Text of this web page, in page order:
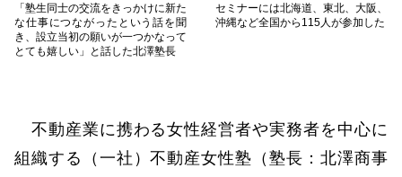
「塾生同士の交流をきっかけに新た
な仕事につながったという話を聞
き、設立当初の願いが一つかなって
とても嬉しい」と話した北澤塾長
セミナーには北海道、東北、大阪、
沖縄など全国から115人が参加した
不動産業に携わる女性経営者や実務者を中心に
組織する（一社）不動産女性塾（塾長：北澤商事